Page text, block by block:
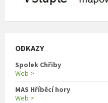
ODKAZY
Spolek Chřiby
Web >
MAS Hříběcí hory
Web >